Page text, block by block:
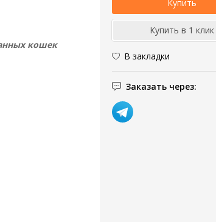
В закладки
Заказать через:
кошек